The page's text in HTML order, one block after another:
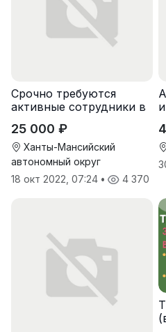
Срочно требуются
активные сотрудники в
25 000 ₽
Ханты-Мансийский
автономный округ
18 окт 2022, 07:24 • 4 370